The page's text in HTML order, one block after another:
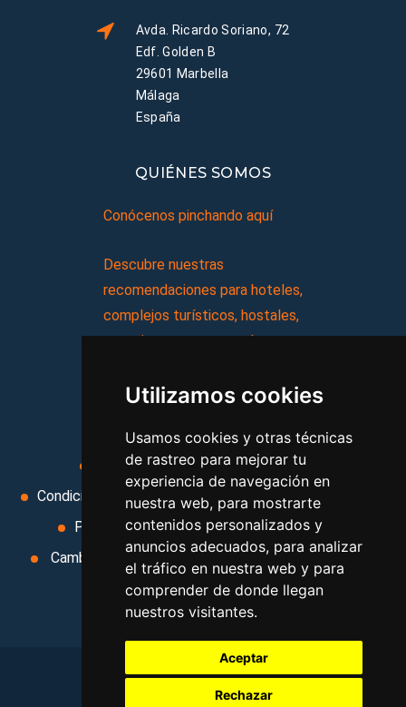
Utilizamos cookies
Usamos cookies y otras técnicas
de rastreo para mejorar tu
experiencia de navegación en
nuestra web, para mostrarte
contenidos personalizados y
anuncios adecuados, para analizar
el tráfico en nuestra web y para
comprender de donde llegan
nuestros visitantes.
Aceptar
Rechazar
Avda. Ricardo Soriano, 72
Edf. Golden B
29601 Marbella
Málaga
España
QUIÉNES SOMOS
Conócenos pinchando aquí
Descubre nuestras
recomendaciones para hoteles,
complejos turísticos, hostales,
vacaciones, paquetes de
Aviso legal
Condiciones de uso
Condiciones Generales
Ley de Viajes Combinados
Política de privacidad
Uso de cookies
Cambiar preferencias de cookies
Area privada
Contacto